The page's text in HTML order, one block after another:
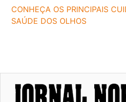
CONHEÇA OS PRINCIPAIS
SAÚDE DOS OLHOS